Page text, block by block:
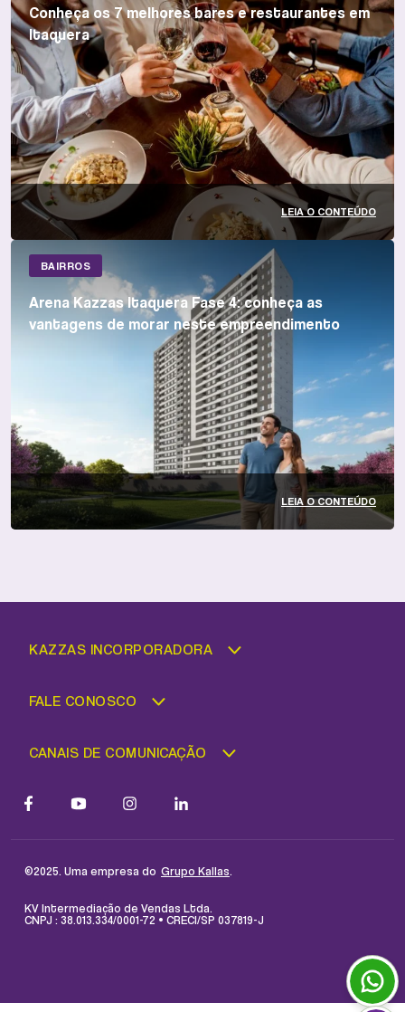
Conheça os 7 melhores bares e restaurantes em
Itaquera
LEIA O CONTEÚDO
BAIRROS
Arena Kazzas Itaquera Fase 4: conheça as
vantagens de morar neste empreendimento
LEIA O CONTEÚDO
KAZZAS INCORPORADORA
FALE CONOSCO
CANAIS DE COMUNICAÇÃO
©2025. Uma empresa do Grupo Kallas.
KV Intermediação de Vendas Ltda.
CNPJ : 38.013.334/0001-72 • CRECI/SP 037819-J